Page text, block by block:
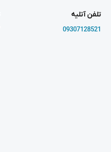
تلفن آتلیه
09307128521